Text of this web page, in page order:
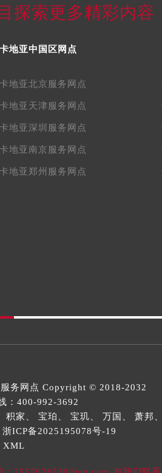
探索更多精彩内容
卡地亚中国区网点
卡地亚北京服务网点
卡地亚天津服务网点
卡地亚深圳服务网点
卡地亚南京服务网点
卡地亚郑州服务网点
务网点 Copyright © 2018-2032
： 400-992-3692
积家、 宝珀、 宝玑、 万国、 萧邦、
ICP备2025195078号-19
XML